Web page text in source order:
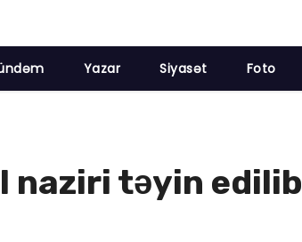
Yazar Siyasət Foto
naziri təyin edilib